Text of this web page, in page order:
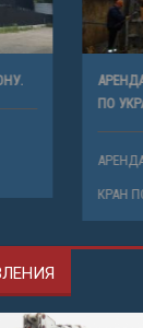
ПО РАЙОНУ.